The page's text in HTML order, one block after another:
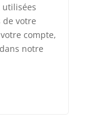
utilisées
de votre
compte,
notre